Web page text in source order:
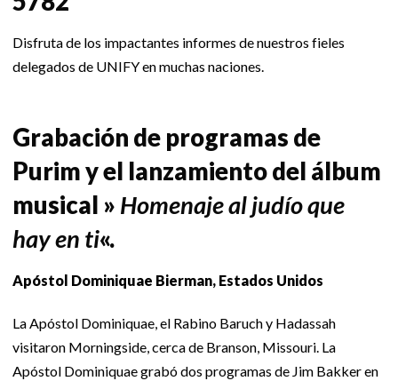
Disfruta de los impactantes informes de nuestros fieles
delegados de UNIFY en muchas naciones.
Grabación de programas de
Purim y el lanzamiento del álbum
musical » Homenaje al judío que
hay en ti«.
Apóstol Dominiquae Bierman, Estados Unidos
La Apóstol Dominiquae, el Rabino Baruch y Hadassah
visitaron Morningside, cerca de Branson, Missouri. La
Apóstol Dominiquae grabó dos programas de Jim Bakker en